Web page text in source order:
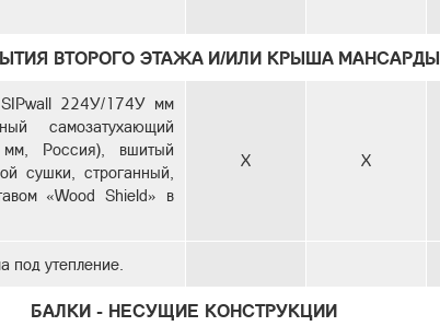
ВТОРОГО ЭТАЖА И/ИЛИ КРЫША МАНСАРДЫ
SIPwall 224У/174У мм
самозатухающий
Россия), вшитый
сушки, строганный,
«Wood Shield» в
X X
под утепление.
БАЛКИ - НЕСУЩИЕ КОНСТРУКЦИИ